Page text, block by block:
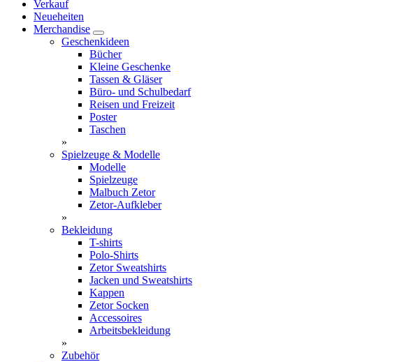
Verkauf
Neueheiten
Merchandise
Geschenkideen
Bücher
Kleine Geschenke
Tassen & Gläser
Büro- und Schulbedarf
Reisen und Freizeit
Poster
Taschen
»
Spielzeuge & Modelle
Modelle
Spielzeuge
Malbuch Zetor
Zetor-Aufkleber
»
Bekleidung
T-shirts
Polo-Shirts
Zetor Sweatshirts
Jacken und Sweatshirts
Kappen
Zetor Socken
Ac­ces­soires
Arbeitsbekleidung
»
Zubehör